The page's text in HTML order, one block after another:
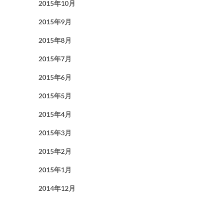
2015年10月
2015年9月
2015年8月
2015年7月
2015年6月
2015年5月
2015年4月
2015年3月
2015年2月
2015年1月
2014年12月